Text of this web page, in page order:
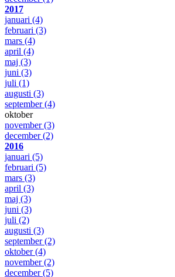
2017
januari (4)
februari (3)
mars (4)
april (4)
maj (3)
juni (3)
juli (1)
augusti (3)
september(4)
oktober
november(3)
december(2)
2016
januari (5)
februari (5)
mars (3)
april (3)
maj (3)
juni (3)
juli (2)
augusti (3)
september(2)
oktober(4)
november(2)
december(5)